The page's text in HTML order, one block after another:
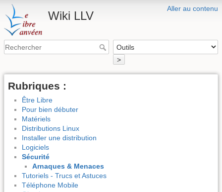
Aller au contenu
Wiki LLV
>
Rubriques :
Être Libre
Pour bien débuter
Matériels
Distributions Linux
Installer une distribution
Logiciels
Sécurité
Arnaques & Menaces
Tutoriels - Trucs et Astuces
Téléphone Mobile